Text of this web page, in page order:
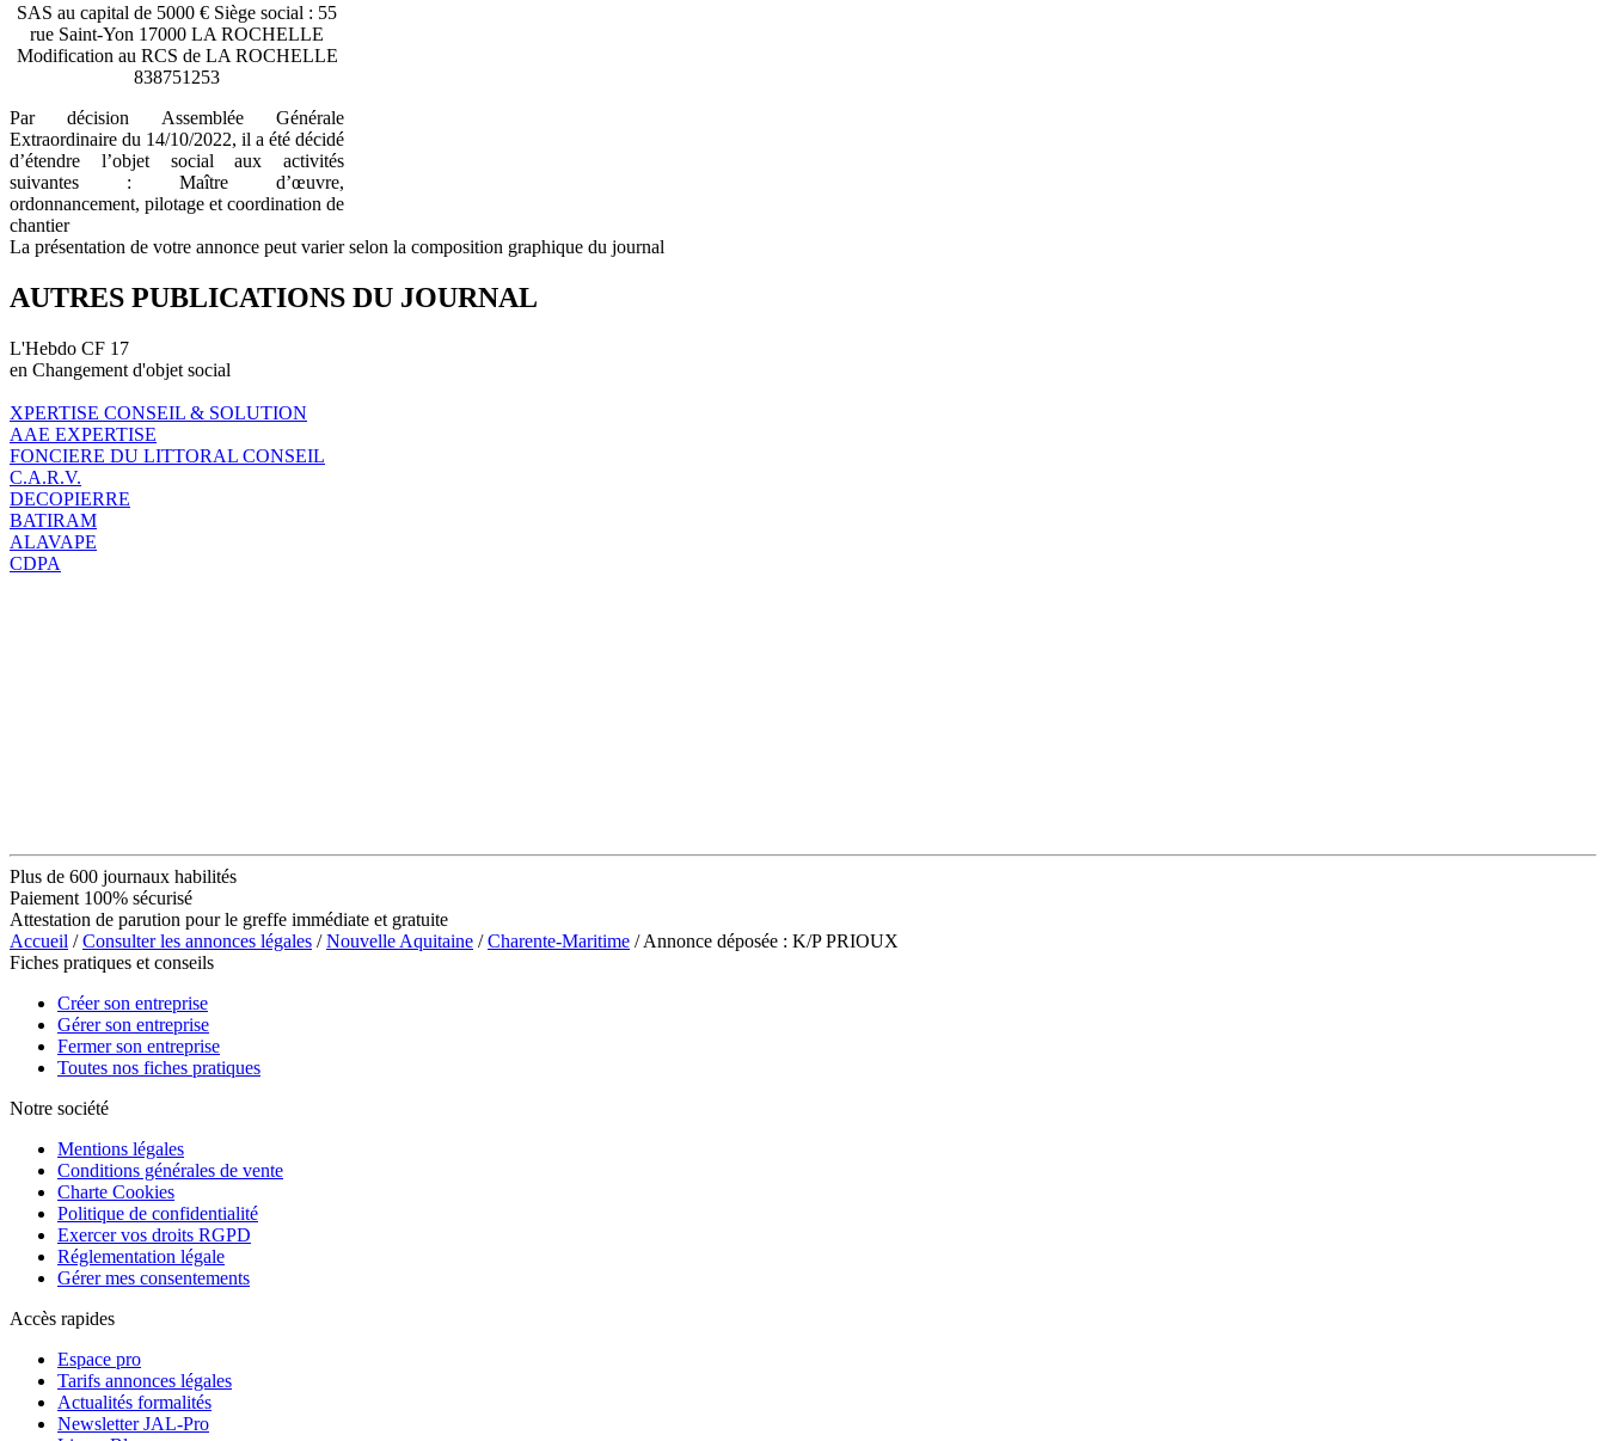
SAS au capital de 5000 € Siège social : 55
rue Saint-Yon 17000 LA ROCHELLE
Modification au RCS de LA ROCHELLE
838751253
Par décision Assemblée Générale
Extraordinaire du 14/10/2022, il a été décidé
d’étendre l’objet social aux activités
suivantes : Maître d’œuvre,
ordonnancement, pilotage et coordination de
chantier
La présentation de votre annonce peut varier selon la composition graphique du journal
AUTRES PUBLICATIONS DU JOURNAL
L'Hebdo CF 17
en Changement d'objet social
XPERTISE CONSEIL & SOLUTION
AAE EXPERTISE
FONCIERE DU LITTORAL CONSEIL
C.A.R.V.
DECOPIERRE
BATIRAM
ALAVAPE
CDPA
Plus de 600 journaux habilités
Paiement 100% sécurisé
Attestation de parution pour le greffe immédiate et gratuite
Accueil /Consulter les annonces légales /Nouvelle Aquitaine /Charente-Maritime / Annonce déposée : K/P PRIOUX
Fiches pratiques et conseils
Créer son entreprise
Gérer son entreprise
Fermer son entreprise
Toutes nos fiches pratiques
Notre société
Mentions légales
Conditions générales de vente
Charte Cookies
Politique de confidentialité
Exercer vos droits RGPD
Réglementation légale
Gérer mes consentements
Accès rapides
Espace pro
Tarifs annonces légales
Actualités formalités
Newsletter JAL-Pro